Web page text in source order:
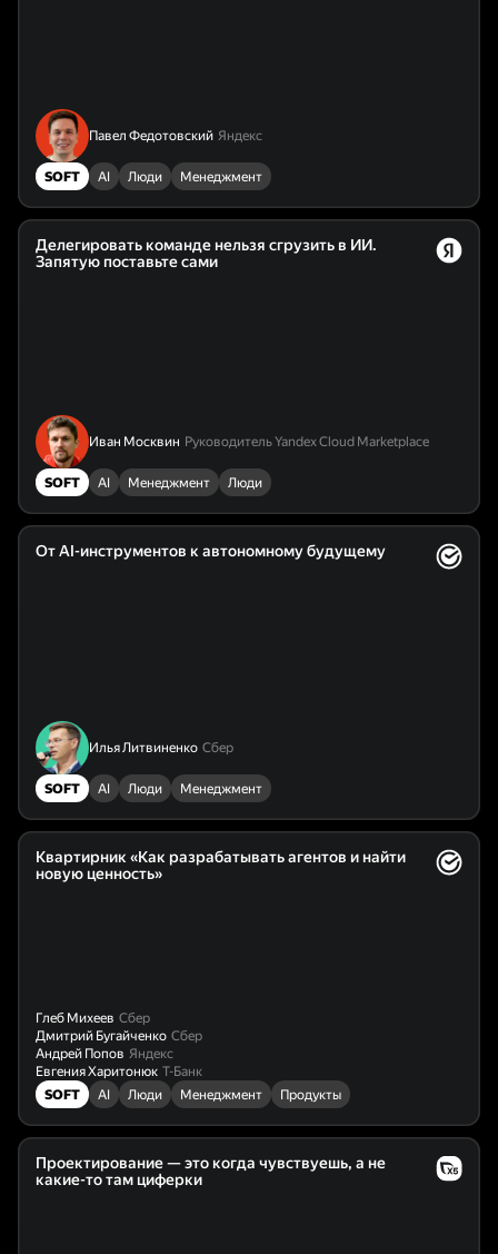
Павел Федотовский Яндекс
SOFT AI Люди Менеджмент
Делегировать команде нельзя сгрузить в ИИ.
Запятую поставьте сами
Иван Москвин Руководитель Yandex Cloud Marketplace
SOFT AI Менеджмент Люди
От AI-инструментов к автономному будущему
Илья Литвиненко Сбер
SOFT AI Люди Менеджмент
Квартирник «Как разрабатывать агентов и найти
новую ценность»
Глеб Михеев Сбер
Дмитрий Бугайченко Сбер
Андрей Попов Яндекс
Евгения Харитонюк Т-Банк
SOFT
AI Люди Менеджмент Продукты
Проектирование — это когда чувствуешь, а не
какие-то там циферки